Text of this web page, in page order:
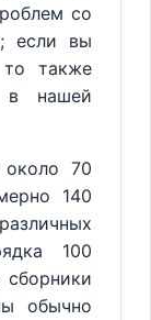
со
если вы
то также
в нашей
около 70
140
100
обычно